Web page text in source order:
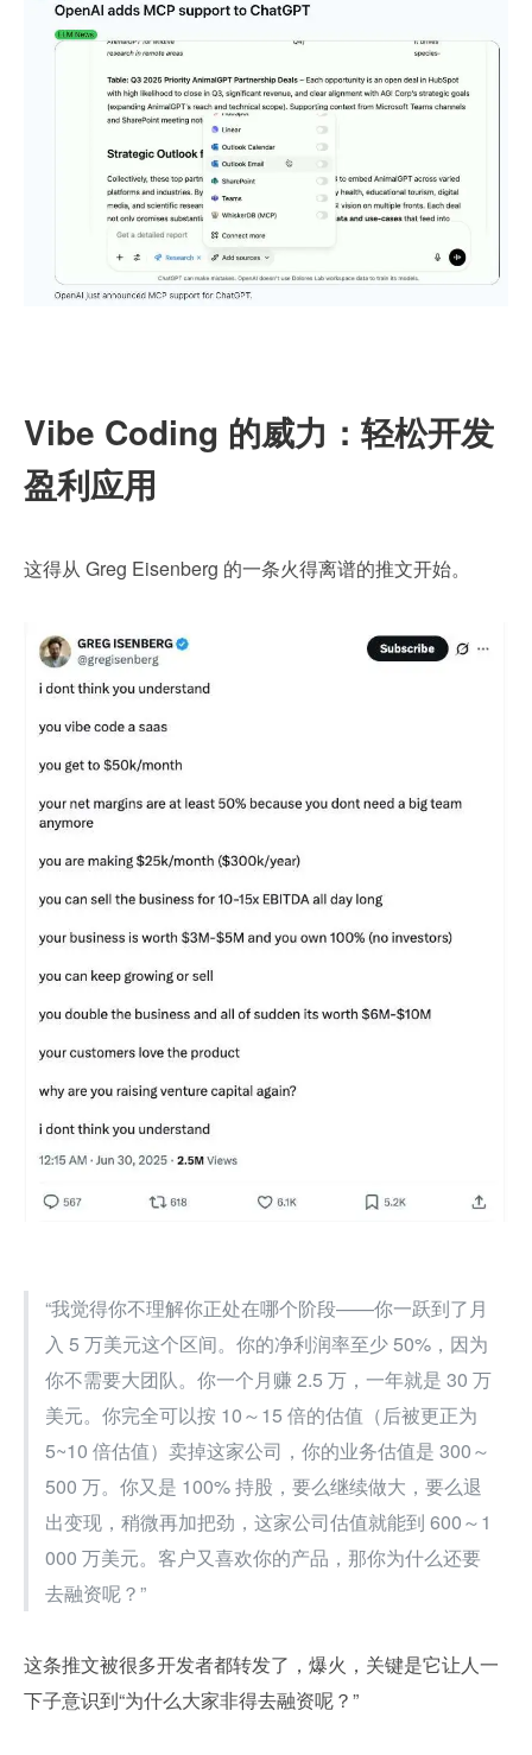
Vibe Coding 的威力：轻松开发
盈利应用
这得从 Greg Eisenberg 的一条火得离谱的推文开始。
“我觉得你不理解你正处在哪个阶段——你一跃到了月
入 5 万美元这个区间。你的净利润率至少 50%，因为
你不需要大团队。你一个月赚 2.5 万，一年就是 30 万
美元。你完全可以按 10～15 倍的估值（后被更正为
5~10 倍估值）卖掉这家公司，你的业务估值是 300～
500 万。你又是 100% 持股，要么继续做大，要么退
出变现，稍微再加把劲，这家公司估值就能到 600～1
000 万美元。客户又喜欢你的产品，那你为什么还要
去融资呢？”
这条推文被很多开发者都转发了，爆火，关键是它让人一
下子意识到“为什么大家非得去融资呢？”